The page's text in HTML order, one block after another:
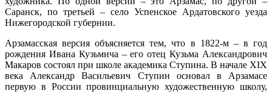
Саранск, по третьей – село Успенское Ардатовского уезда
Нижегородской губернии.
Арзамасская версия объясняется тем, что в 1822-м – в год
рождения Ивана Кузьмича – его отец Кузьма Александрович
Макаров состоял при школе академика Ступина. В начале XIX
века Александр Васильевич Ступин основал в Арзамасе
первую в России провинциальную художественную школу,